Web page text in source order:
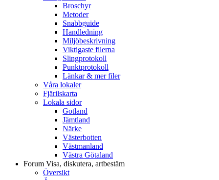
Broschyr
Metoder
Snabbguide
Handledning
Miljöbeskrivning
Viktigaste filerna
Slingprotokoll
Punktprotokoll
Länkar & mer filer
Våra lokaler
Fjärilskarta
Lokala sidor
Gotland
Jämtland
Närke
Västerbotten
Västmanland
Västra Götaland
Forum Visa, diskutera, artbestäm
Översikt